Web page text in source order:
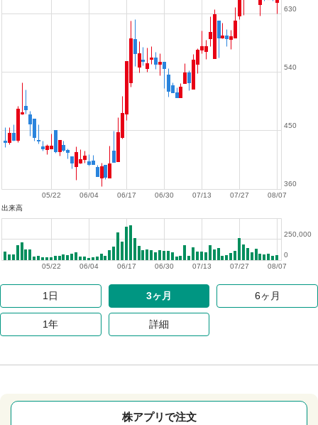
08/07
07/27
07/13
06/30
06/17
06/04
05/22
360
450
540
630
出来高
08/07
07/27
07/13
06/30
06/17
06/04
05/22
0
250,000
1日 3ヶ月 6ヶ月
1年 詳細
株アプリで注文